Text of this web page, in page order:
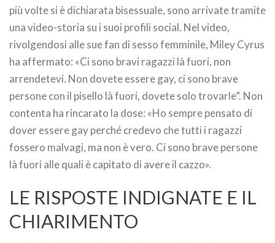
più volte si è dichiarata bisessuale, sono arrivate tramite
una video-storia su i suoi profili social. Nel video,
rivolgendosi alle sue fan di sesso femminile, Miley Cyrus
ha affermato: «Ci sono bravi ragazzi là fuori, non
arrendetevi. Non dovete essere gay, ci sono brave
persone con il pisello là fuori, dovete solo trovarle”. Non
contenta ha rincarato la dose: «Ho sempre pensato di
dover essere gay perché credevo che tutti i ragazzi
fossero malvagi, ma non è vero. Ci sono brave persone
là fuori alle quali è capitato di avere il cazzo».
LE RISPOSTE INDIGNATE E IL
CHIARIMENTO